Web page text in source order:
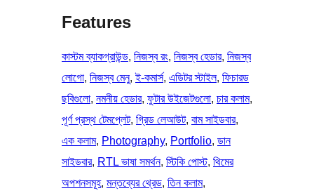
Features
কাস্টম ব্যাকগ্রাউন্ড, নিজস্ব রং, নিজস্ব হেডার, নিজস্ব
লোগো, নিজস্ব মেনু, ই-কমার্স, এডিটর স্টাইল, ফিচারড
ছবিগুলো, নমনীয় হেডার, ফুটার উইজেটগুলো, চার কলাম
পূর্ণ প্রস্থ টেমপ্লেট, গ্রিড লেআউট, বাম সাইডবার
এক কলাম, Photography, Portfolio, ডান
সাইডবার, RTL ভাষা সমর্থন, স্টিকি পোস্ট, থিমের
অপশনসমূহ, মন্তব্যের থ্রেড, তিন কলাম